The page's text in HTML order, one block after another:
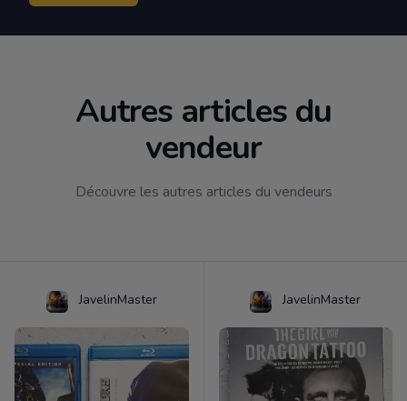
Autres articles du
vendeur
Découvre les autres articles du vendeurs
JavelinMaster JavelinMaster